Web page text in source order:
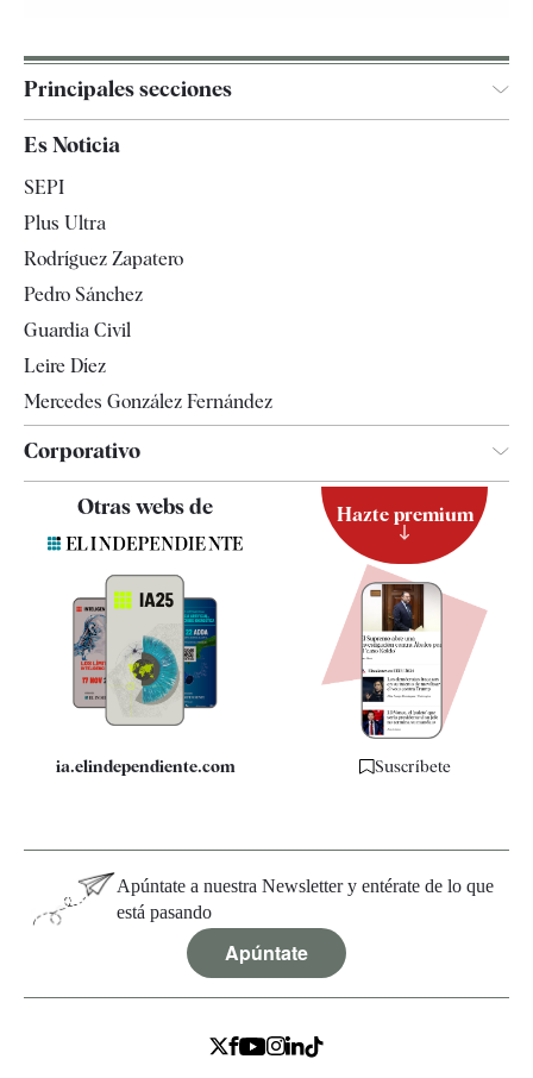
Principales secciones
España
Televisión
Es Noticia
SEPI
Plus Ultra
Rodríguez Zapatero
Pedro Sánchez
Guardia Civil
Leire Díez
Mercedes González Fernández
Corporativo
Contacto
Quiénes somos
Especificaciones
Otras webs de
ia.elindependiente.com
Hazte premium
Suscríbete
Apúntate a nuestra Newsletter y entérate de lo que
está pasando
Apúntate